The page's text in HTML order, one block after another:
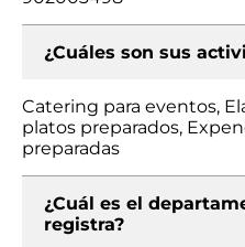
¿Cuáles son sus
Catering para eventos,
platos preparados,
preparadas
¿Cuál es el
registra?